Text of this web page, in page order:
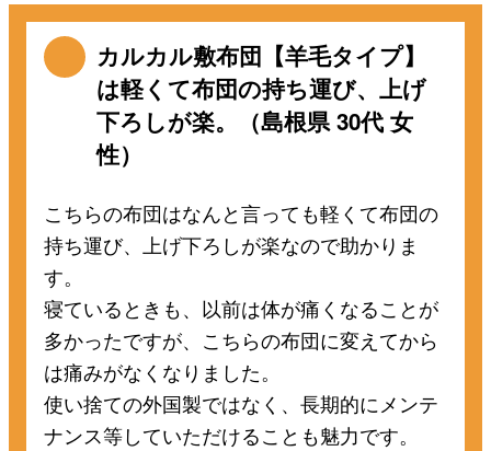
カルカル敷布団【羊毛タイプ】
は軽くて布団の持ち運び、上げ
下ろしが楽。（島根県 30代 女
性）
こちらの布団はなんと言っても軽くて布団の
持ち運び、上げ下ろしが楽なので助かりま
す。
寝ているときも、以前は体が痛くなることが
多かったですが、こちらの布団に変えてから
は痛みがなくなりました。
使い捨ての外国製ではなく、長期的にメンテ
ナンス等していただけることも魅力です。